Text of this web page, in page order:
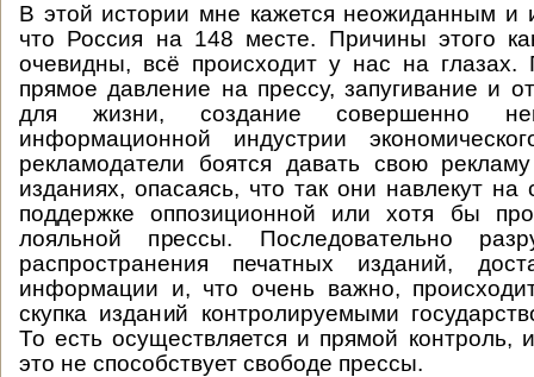
В этой истории мне кажется неожиданным и
что Россия на 148 месте. Причины этого
очевидны, всё происходит у нас на глазах.
прямое давление на прессу, запугивание и
для жизни, создание совершенно
информационной индустрии
рекламодатели боятся давать свою
изданиях, опасаясь, что так они навлекут на
поддержке оппозиционной или хотя бы
лояльной прессы. Последовательно
распространения печатных изданий,
информации и, что очень важно,
скупка изданий контролируемыми
То есть осуществляется и прямой контроль,
это не способствует свободе прессы.